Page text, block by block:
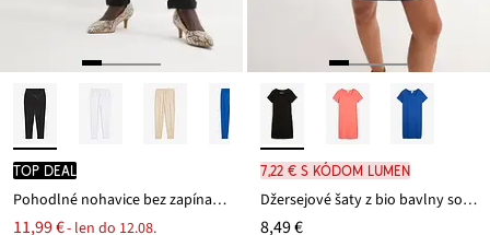
TOP DEAL
Pohodlné nohavice bez zapínania Punto di Roma
11,99 €- len do 12.08.
7,22 € s kódom LUMEN
Džersejové šaty z bio bavlny so strečom
8,49 €